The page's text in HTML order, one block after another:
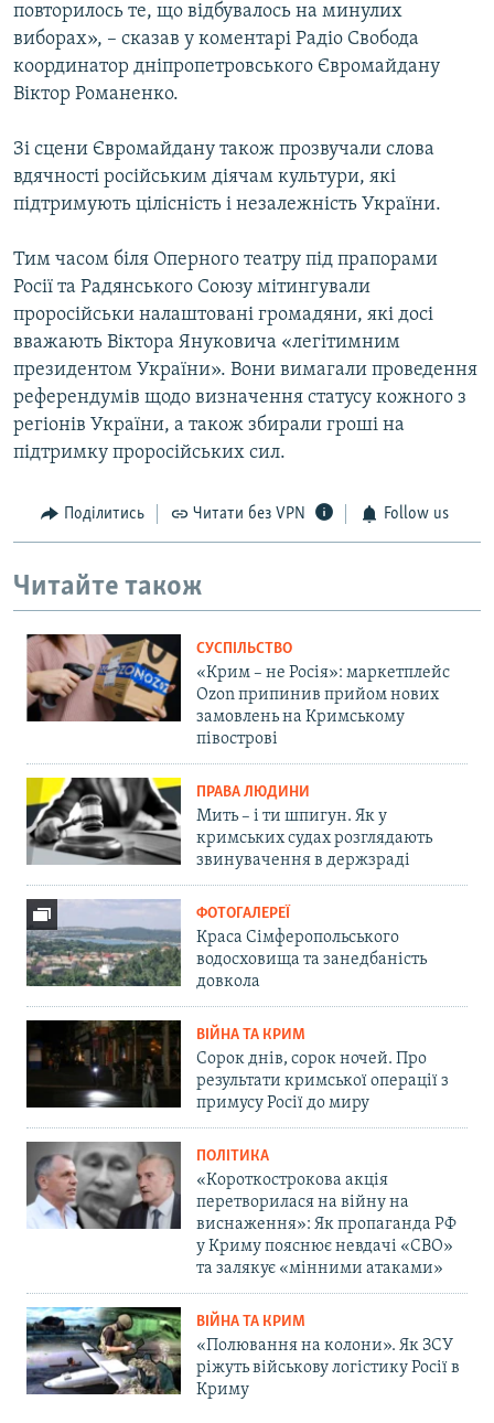
повторилось те, що відбувалось на минулих
виборах», – сказав у коментарі Радіо Свобода
координатор дніпропетровського Євромайдану
Віктор Романенко.
Зі сцени Євромайдану також прозвучали слова
вдячності російським діячам культури, які
підтримують цілісність і незалежність України.
Тим часом біля Оперного театру під прапорами
Росії та Радянського Союзу мітингували
проросійськи налаштовані громадяни, які досі
вважають Віктора Януковича «легітимним
президентом України». Вони вимагали проведення
референдумів щодо визначення статусу кожного з
регіонів України, а також збирали гроші на
підтримку проросійських сил.
Поділитись Читати без VPN Follow us
Читайте також
СУСПІЛЬСТВО
«Крим – не Росія»: маркетплейс
Ozon припинив прийом нових
замовлень на Кримському
півострові
ПРАВА ЛЮДИНИ
Мить – і ти шпигун. Як у
кримських судах розглядають
звинувачення в держзраді
ФОТОГАЛЕРЕЇ
Краса Сімферопольського
водосховища та занедбаність
довкола
ВІЙНА ТА КРИМ
Сорок днів, сорок ночей. Про
результати кримської операції з
примусу Росії до миру
ПОЛІТИКА
«Короткострокова акція
перетворилася на війну на
виснаження»: Як пропаганда РФ
у Криму пояснює невдачі «СВО»
та залякує «мінними атаками»
ВІЙНА ТА КРИМ
«Полювання на колони». Як ЗСУ
ріжуть військову логістику Росії в
Криму